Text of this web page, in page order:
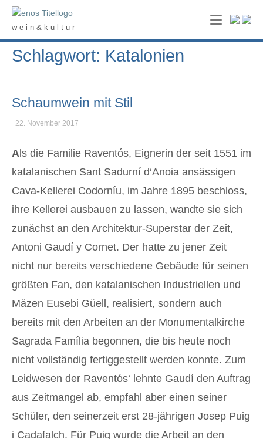
Skip
Home
w e i n & k u l t u r
Schlagwort: Katalonien
Schaumwein mit Stil
22. November 2017
A ls die Familie Raventós, Eignerin der seit 1551 im
katalanischen Sant Sadurní d‘Anoia ansässigen
Cava-Kellerei Codorníu, im Jahre 1895 beschloss,
ihre Kellerei ausbauen zu lassen, wandte sie sich
zunächst an den Architektur-Superstar der Zeit,
Antoni Gaudí y Cornet. Der hatte zu jener Zeit
nicht nur bereits verschiedene Gebäude für seinen
größten Fan, den katalanischen Industriellen und
Mäzen Eusebi Güell, realisiert, sondern auch
bereits mit den Arbeiten an der Monumentalkirche
Sagrada Família begonnen, die bis heute noch
nicht vollständig fertiggestellt werden konnte. Zum
Leidwesen der Raventós‘ lehnte Gaudí den Auftrag
aus Zeitmangel ab, empfahl aber einen seiner
Schüler, den seinerzeit erst 28-jährigen Josep Puig
i Cadafalch. Für Puig wurde die Arbeit an den